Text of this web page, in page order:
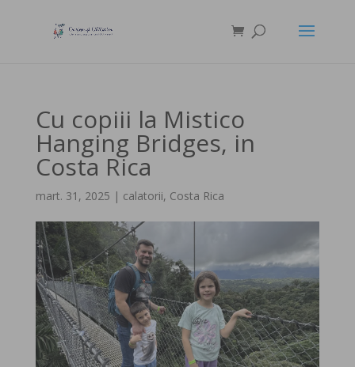
Cu copiii la Mistico
Hanging Bridges, in
Costa Rica
mart. 31, 2025 | calatorii, Costa Rica